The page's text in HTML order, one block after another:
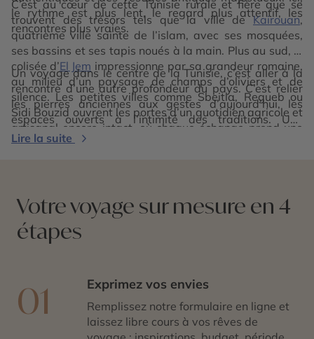
le rythme est plus lent, le regard plus attentif, les
rencontres plus vraies.
C’est au cœur de cette Tunisie rurale et fière que se
trouvent des trésors tels que la ville deKairouan,
quatrième ville sainte de l’islam, avec ses mosquées,
ses bassins et ses tapis noués à la main. Plus au sud, le
colisée d’El Jem impressionne par sa grandeur romaine,
au milieu d’un paysage de champs d’oliviers et de
silence. Les petites villes comme Sbeitla, Regueb ou
Sidi Bouzid ouvrent les portes d’un quotidien agricole et
artisanal encore intact, où chaque échange prend une
valeur particulière.
Un voyage dans le centre de la Tunisie, c’est aller à la
rencontre d’une autre profondeur du pays. C’est relier
les pierres anciennes aux gestes d’aujourd’hui, les
espaces ouverts à l’intimité des traditions. Une
parenthèse sincère et enracinée, loin des clichés, où le
Lire la suite
Votre voyage sur mesure en 4
étapes
01 Exprimez vos envies
Remplissez notre formulaire en ligne et
laissez libre cours à vos rêves de